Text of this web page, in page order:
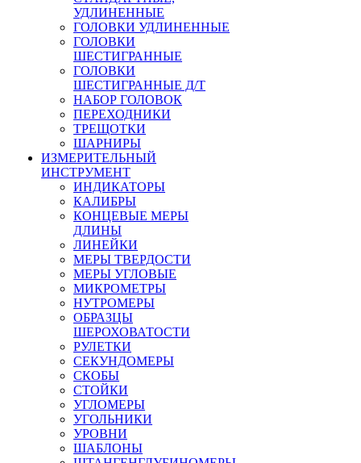
УДЛИНЕННЫЕ
ГОЛОВКИ УДЛИНЕННЫЕ
ГОЛОВКИ
ШЕСТИГРАННЫЕ
ГОЛОВКИ
ШЕСТИГРАННЫЕ Д/Т
НАБОР ГОЛОВОК
ПЕРЕХОДНИКИ
ТРЕЩОТКИ
ШАРНИРЫ
ИЗМЕРИТЕЛЬНЫЙ
ИНСТРУМЕНТ
ИНДИКАТОРЫ
КАЛИБРЫ
КОНЦЕВЫЕ МЕРЫ
ДЛИНЫ
ЛИНЕЙКИ
МЕРЫ ТВЕРДОСТИ
МЕРЫ УГЛОВЫЕ
МИКРОМЕТРЫ
НУТРОМЕРЫ
ОБРАЗЦЫ
ШЕРОХОВАТОСТИ
РУЛЕТКИ
СЕКУНДОМЕРЫ
СКОБЫ
СТОЙКИ
УГЛОМЕРЫ
УГОЛЬНИКИ
УРОВНИ
ШАБЛОНЫ